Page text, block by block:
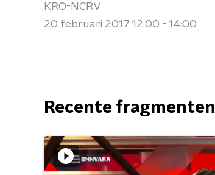
KRO-NCRV
20 februari 2017 12:00 - 14:00
Recente fragmenten